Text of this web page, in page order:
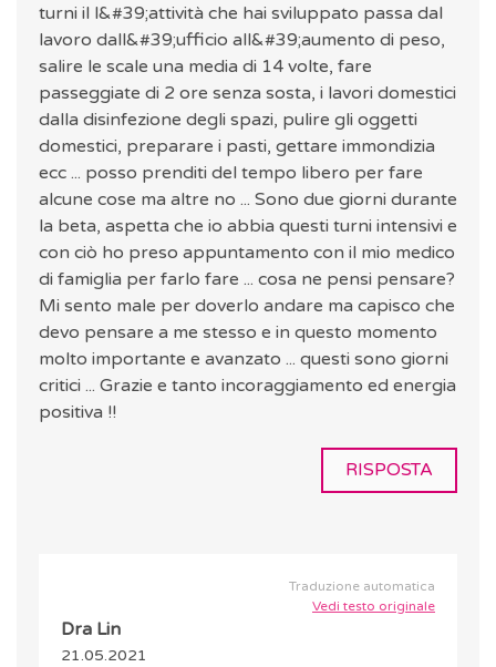
turni il l&#39;attività che hai sviluppato passa dal
lavoro dall&#39;ufficio all&#39;aumento di peso,
salire le scale una media di 14 volte, fare
passeggiate di 2 ore senza sosta, i lavori domestici
dalla disinfezione degli spazi, pulire gli oggetti
domestici, preparare i pasti, gettare immondizia
ecc ... posso prenditi del tempo libero per fare
alcune cose ma altre no ... Sono due giorni durante
la beta, aspetta che io abbia questi turni intensivi e
con ciò ho preso appuntamento con il mio medico
di famiglia per farlo fare ... cosa ne pensi pensare?
Mi sento male per doverlo andare ma capisco che
devo pensare a me stesso e in questo momento
molto importante e avanzato ... questi sono giorni
critici ... Grazie e tanto incoraggiamento ed energia
positiva !!
RISPOSTA
Traduzione automatica
Vedi testo originale
Dra Lin
21.05.2021